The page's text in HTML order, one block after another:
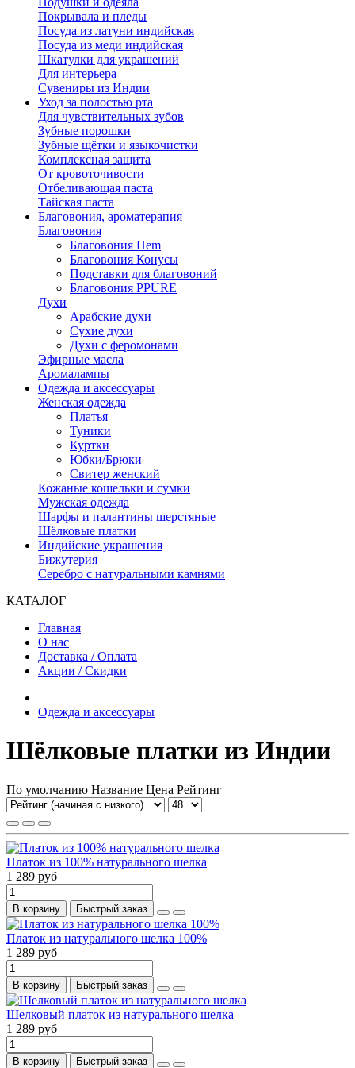
Покрывала и пледы
Посуда из латуни индийская
Посуда из меди индийская
Шкатулки для украшений
Для интерьера
Сувениры из Индии
Уход за полостью рта
Для чувствительных зубов
Зубные порошки
Зубные щётки и языкочистки
Комплексная защита
От кровоточивости
Отбеливающая паста
Тайская паста
Благовония, ароматерапия
Благовония
Благовония Hem
Благовония Конусы
Подставки для благовоний
Благовония PPURE
Духи
Арабские духи
Сухие духи
Духи с феромонами
Эфирные масла
Аромалампы
Одежда и аксессуары
Женская одежда
Платья
Туники
Куртки
Юбки/Брюки
Свитер женский
Кожаные кошельки и сумки
Мужская одежда
Шарфы и палантины шерстяные
Шёлковые платки
Индийские украшения
Бижутерия
Серебро с натуральными камнями
КАТАЛОГ
Главная
О нас
Доставка / Оплата
Акции / Скидки
Одежда и аксессуары
Шёлковые платки из Индии
По умолчанию Название Цена Рейтинг
Платок из 100% натурального шелка
1 289 руб
В корзину Быстрый заказ
Платок из натурального шелка 100%
1 289 руб
В корзину Быстрый заказ
Шелковый платок из натурального шелка
1 289 руб
В корзину Быстрый заказ